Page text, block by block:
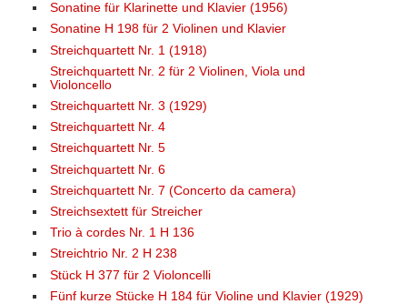
Sonatine für Klarinette und Klavier (1956)
Sonatine H 198 für 2 Violinen und Klavier
Streichquartett Nr. 1 (1918)
Streichquartett Nr. 2 für 2 Violinen, Viola und
Violoncello
Streichquartett Nr. 3 (1929)
Streichquartett Nr. 4
Streichquartett Nr. 5
Streichquartett Nr. 6
Streichquartett Nr. 7 (Concerto da camera)
Streichsextett für Streicher
Trio à cordes Nr. 1 H 136
Streichtrio Nr. 2 H 238
Stück H 377 für 2 Violoncelli
Fünf kurze Stücke H 184 für Violine und Klavier (1929)